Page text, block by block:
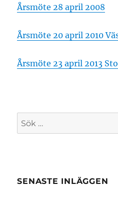
Årsmöte 28 april 2008
Årsmöte 20 april 2010
Årsmöte 23 april 2013
Sök
efter:
SENASTE INLÄGGEN